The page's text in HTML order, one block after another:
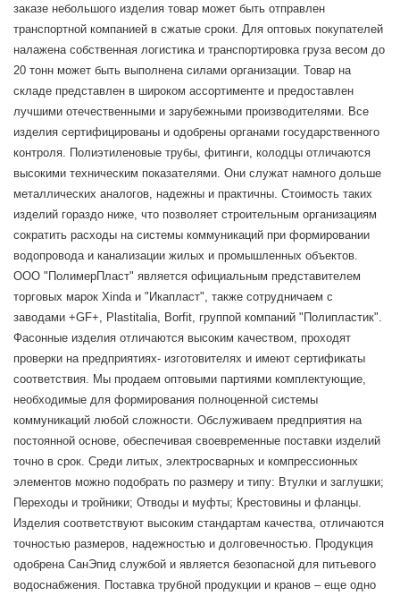
заказе небольшого изделия товар может быть отправлен
транспортной компанией в сжатые сроки. Для оптовых покупателей
налажена собственная логистика и транспортировка груза весом до
20 тонн может быть выполнена силами организации. Товар на
складе представлен в широком ассортименте и предоставлен
лучшими отечественными и зарубежными производителями. Все
изделия сертифицированы и одобрены органами государственного
контроля. Полиэтиленовые трубы, фитинги, колодцы отличаются
высокими техническим показателями. Они служат намного дольше
металлических аналогов, надежны и практичны. Стоимость таких
изделий гораздо ниже, что позволяет строительным организациям
сократить расходы на системы коммуникаций при формировании
водопровода и канализации жилых и промышленных объектов.
ООО "ПолимерПласт" является официальным представителем
торговых марок Xinda и "Икапласт", также сотрудничаем с
заводами +GF+, Plastitalia, Borfit, группой компаний "Полипластик".
Фасонные изделия отличаются высоким качеством, проходят
проверки на предприятиях- изготовителях и имеют сертификаты
соответствия. Мы продаем оптовыми партиями комплектующие,
необходимые для формирования полноценной системы
коммуникаций любой сложности. Обслуживаем предприятия на
постоянной основе, обеспечивая своевременные поставки изделий
точно в срок. Среди литых, электросварных и компрессионных
элементов можно подобрать по размеру и типу: Втулки и заглушки;
Переходы и тройники; Отводы и муфты; Крестовины и фланцы.
Изделия соответствуют высоким стандартам качества, отличаются
точностью размеров, надежностью и долговечностью. Продукция
одобрена СанЭпид службой и является безопасной для питьевого
водоснабжения. Поставка трубной продукции и кранов – еще одно